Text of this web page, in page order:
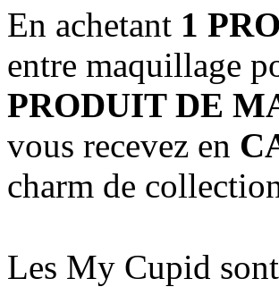
En achetant 1
entre maquillage
PRODUIT DE
vous recevez en
charm de
Les My Cupid